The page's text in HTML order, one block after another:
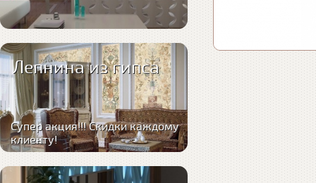
Лепнина из гипса
Супер акция!!! Скидки каждому
клиенту!